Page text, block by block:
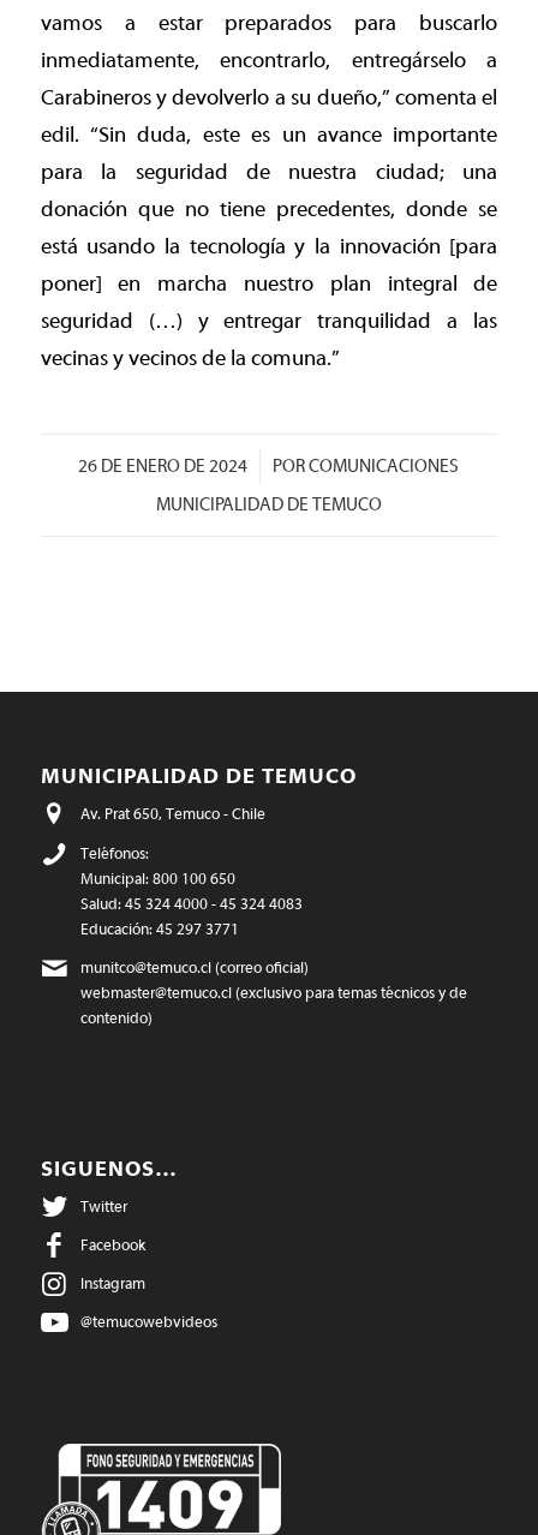
vamos a estar preparados para buscarlo
inmediatamente, encontrarlo, entregárselo a
Carabineros y devolverlo a su dueño,” comenta el
edil. “Sin duda, este es un avance importante
para la seguridad de nuestra ciudad; una
donación que no tiene precedentes, donde se
está usando la tecnología y la innovación [para
poner] en marcha nuestro plan integral de
seguridad (…) y entregar tranquilidad a las
vecinas y vecinos de la comuna.”
26 DE ENERO DE 2024
/ PORCOMUNICACIONES
MUNICIPALIDAD DE TEMUCO
MUNICIPALIDAD DE TEMUCO
Av. Prat 650, Temuco - Chile
Teléfonos:
Municipal: 800 100 650
Salud: 45 324 4000 - 45 324 4083
Educación: 45 297 3771
munitco@temuco.cl(correo oficial)
webmaster@temuco.cl(exclusivo para temas técnicos y de
contenido)
SIGUENOS…
Twitter
Facebook
Instagram
@temucowebvideos